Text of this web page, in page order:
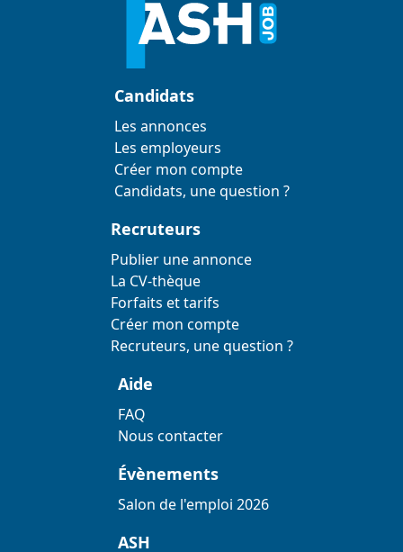
Candidats
Les annonces
Les employeurs
Créer mon compte
Candidats, une question ?
Recruteurs
Publier une annonce
La CV-thèque
Forfaits et tarifs
Créer mon compte
Recruteurs, une question ?
Aide
FAQ
Nous contacter
Évènements
Salon de l'emploi 2026
ASH